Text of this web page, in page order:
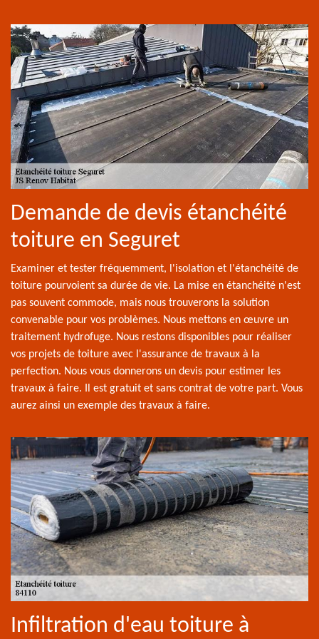
Demande de devis étanchéité
toiture en Seguret
Examiner et tester fréquemment, l'isolation et l'étanchéité de
toiture pourvoient sa durée de vie. La mise en étanchéité n'est
pas souvent commode, mais nous trouverons la solution
convenable pour vos problèmes. Nous mettons en œuvre un
traitement hydrofuge. Nous restons disponibles pour réaliser
vos projets de toiture avec l'assurance de travaux à la
perfection. Nous vous donnerons un devis pour estimer les
travaux à faire. Il est gratuit et sans contrat de votre part. Vous
aurez ainsi un exemple des travaux à faire.
Infiltration d'eau toiture à